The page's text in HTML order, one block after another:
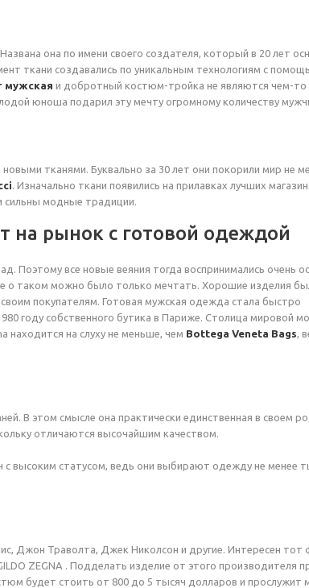
она по имени своего создателя, который в 20 лет
ткани создавались по уникальным технологиям с
мужская и добротный костюм-тройка не являются чем-то
юноша подарил эту мечту огромному количеству
тканями. Буквально за 30 лет они покорили мир не
. Изначально ткани появились на прилавках лучших
сильны модные традиции.
на рынок с готовой одеждой
Поэтому все новые веяния тогда воспринимались очень
таком можно было только мечтать. Хорошие изделия
покупателям. Готовая мужская одежда стала быстро
году собственного бутика в Париже. Столица мировой
находится на слуху не меньше, чем Bottega Veneta Bags,
В этом смысле она практически единственная в своем
отличаются высочайшим качеством.
высоким статусом, ведь они выбирают одежду не менее
Джон Траволта, Джек Николсон и другие. Интересен тот
ZEGNA . Подделать изделие от этого производителя
будет стоить от 800 до 5 тысяч долларов и прослужит